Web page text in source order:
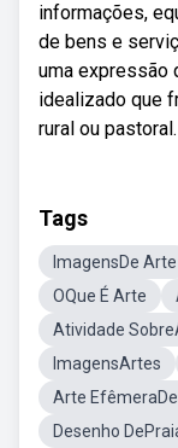
informações,
de bens e
uma expressão
idealizado que
rural ou pastoral.
Tags
ImagensDe Arte
OQue É Arte
Atividade
ImagensArtes
Arte
Desenho